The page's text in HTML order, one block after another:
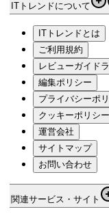
ITトレンドについて
ITトレンドとは
ご利用規約
レビューガイドラ
編集ポリシー
プライバシーポリ
クッキーポリシー
運営会社
サイトマップ
お問い合わせ
関連サービス・サイト